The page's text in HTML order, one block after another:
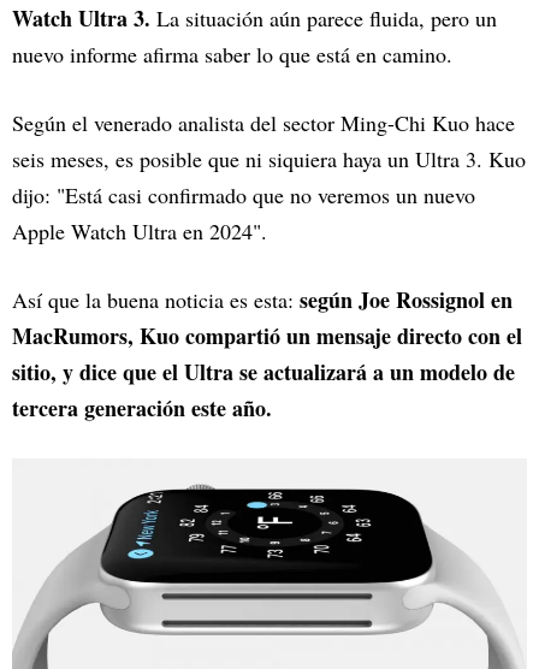
Watch Ultra 3. La situación aún parece fluida, pero un
nuevo informe afirma saber lo que está en camino.
Según el venerado analista del sector Ming-Chi Kuo hace
seis meses, es posible que ni siquiera haya un Ultra 3. Kuo
dijo: "Está casi confirmado que no veremos un nuevo
Apple Watch Ultra en 2024".
Así que la buena noticia es esta: según Joe Rossignol en
MacRumors, Kuo compartió un mensaje directo con el
sitio, y dice que el Ultra se actualizará a un modelo de
tercera generación este año.